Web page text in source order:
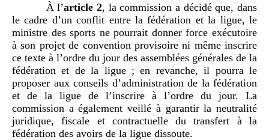
À l’article 2, la commission a décidé que, dans
le cadre d’un conflit entre la fédération et la ligue, le
ministre des sports ne pourrait donner force exécutoire
à son projet de convention provisoire ni même inscrire
ce texte à l’ordre du jour des assemblées générales de la
fédération et de la ligue ; en revanche, il pourra le
proposer aux conseils d’administration de la fédération
et de la ligue de l’inscrire à l’ordre du jour. La
commission a également veillé à garantir la neutralité
juridique, fiscale et contractuelle du transfert à la
fédération des avoirs de la ligue dissoute.